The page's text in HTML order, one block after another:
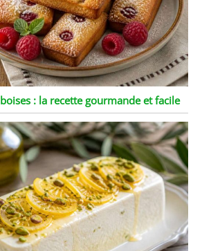
: la recette gourmande et facile